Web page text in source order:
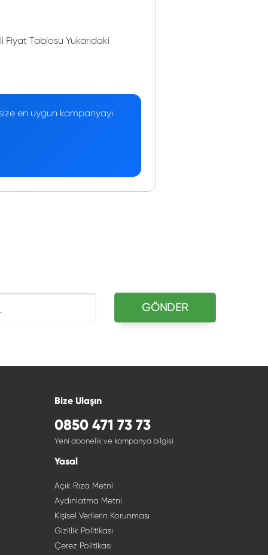
Tablosu Yukarıdaki
en uygun kampanyayı
GÖNDER
Bize Ulaşın
0850 471 73 73
Yeni abonelik ve kampanya bilgisi
Yasal
Açık Rıza Metni
Aydınlatma Metni
Kişisel Verilerin Korunması
Gizlilik Politikası
Çerez Politikası